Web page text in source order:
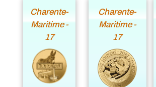
Charente-
Maritime -
17
Charente-
Maritime -
17